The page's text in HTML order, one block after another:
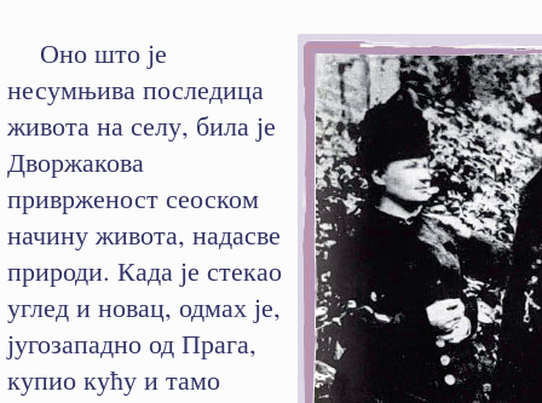
Оно што је
несумњива последица
живота на селу, била је
Дворжакова
приврженост сеоском
начину живота, надасве
природи. Када је стекао
углед и новац, одмах је,
југозападно од Прага,
купио кућу и тамо